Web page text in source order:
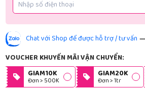
Chat với Shop để được hỗ trợ / tư vấn
VOUCHER KHUYẾN MÃI VẬN CHUYỂN:
GIAM10K
Đơn > 500K
GIAM20K
Đơn > 1tr